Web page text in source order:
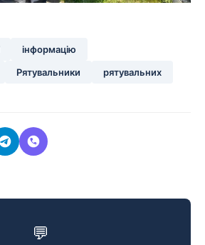
інформацію
Рятувальники рятувальних
💬